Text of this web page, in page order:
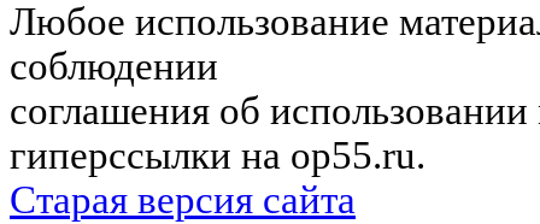
Любое использование
соблюдении
соглашения об
гиперссылки на op55.ru.
Старая версия сайта